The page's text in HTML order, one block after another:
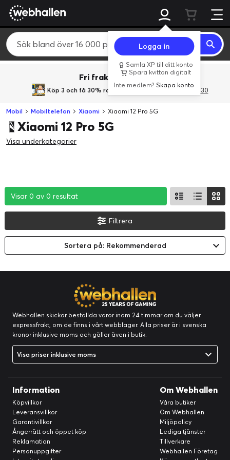
Logga in
Samla XP till ditt konto
Spara kvitton digitalt
Inte medlem?Skapa konto
Fri frakt över 800 kr.
Köp 3 och få 30% rabatt med rabattkoden 3Gives30
Mobil Mobiltelefon Xiaomi Xiaomi 12 Pro 5G
Xiaomi 12 Pro 5G
Visa underkategorier
Visar 0 av 0 resultat
Visar 0 av 0 resultat
Visar 0 av 0 resultat
Filtrera
Sortera på: Rekommenderad
Webhallen skickar beställda varor inom 24 timmar om du väljer
expressfrakt, om de finns i vårt webblager. Alla priser är i svenska
kronor inklusive moms och gäller även i butik.
Visa priser inklusive moms
Information
Köpvillkor
Leveransvillkor
Garantivillkor
Ångerrätt och öppet köp
Reklamation
Personuppgifter
Om Webhallen
Våra butiker
Om Webhallen
Miljöpolicy
Lediga tjänster
Tillverkare
Webhallen Företag